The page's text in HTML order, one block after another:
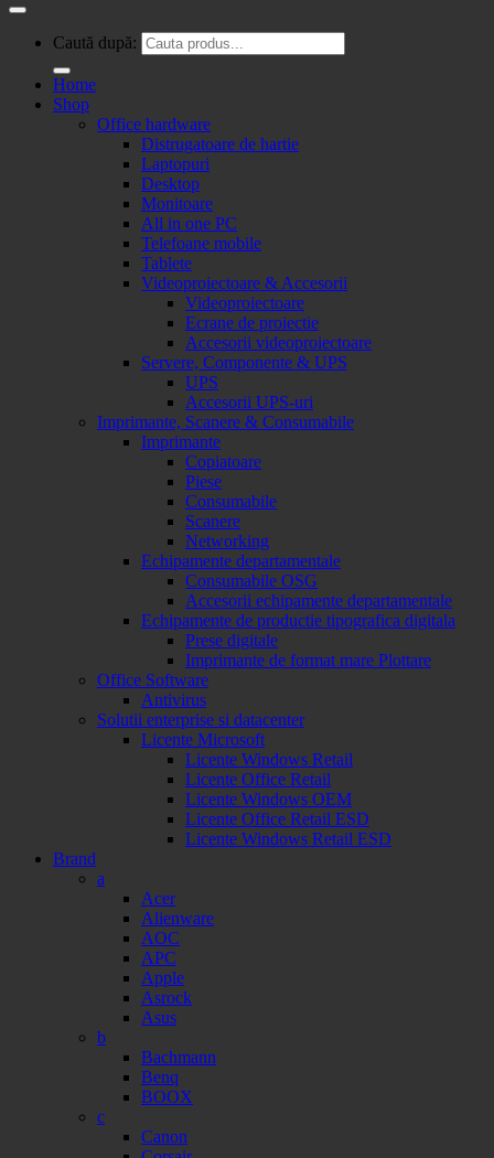
Caută după:
Home
Shop
Office hardware
Distrugatoare de hartie
Laptopuri
Desktop
Monitoare
All in one PC
Telefoane mobile
Tablete
Videoproiectoare & Accesorii
Videoproiectoare
Ecrane de proiectie
Accesorii videoproiectoare
Servere, Componente & UPS
UPS
Accesorii UPS-uri
Imprimante, Scanere & Consumabile
Imprimante
Copiatoare
Piese
Consumabile
Scanere
Networking
Echipamente departamentale
Consumabile OSG
Accesorii echipamente departamentale
Echipamente de productie tipografica digitala
Prese digitale
Imprimante de format mare Plottare
Office Software
Antivirus
Solutii enterprise si datacenter
Licente Microsoft
Licente Windows Retail
Licente Office Retail
Licente Windows OEM
Licente Office Retail ESD
Licente Windows Retail ESD
Brand
a
Acer
Alienware
AOC
APC
Apple
Asrock
Asus
b
Bachmann
Benq
BOOX
c
Canon